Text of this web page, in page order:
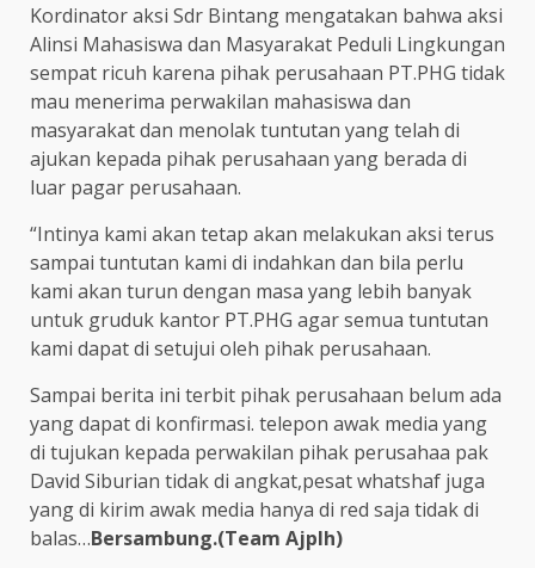
Kordinator aksi Sdr Bintang mengatakan bahwa aksi
Alinsi Mahasiswa dan Masyarakat Peduli Lingkungan
sempat ricuh karena pihak perusahaan PT.PHG tidak
mau menerima perwakilan mahasiswa dan
masyarakat dan menolak tuntutan yang telah di
ajukan kepada pihak perusahaan yang berada di
luar pagar perusahaan.
“Intinya kami akan tetap akan melakukan aksi terus
sampai tuntutan kami di indahkan dan bila perlu
kami akan turun dengan masa yang lebih banyak
untuk gruduk kantor PT.PHG agar semua tuntutan
kami dapat di setujui oleh pihak perusahaan.
Sampai berita ini terbit pihak perusahaan belum ada
yang dapat di konfirmasi. telepon awak media yang
di tujukan kepada perwakilan pihak perusahaa pak
David Siburian tidak di angkat,pesat whatshaf juga
yang di kirim awak media hanya di red saja tidak di
balas…Bersambung.(Team Ajplh)